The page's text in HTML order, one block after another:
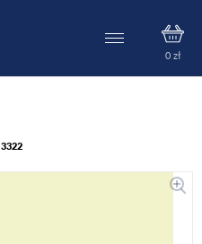
0 zł
3322